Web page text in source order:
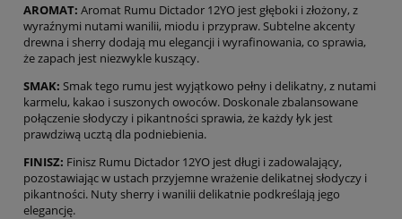
AROMAT: Aromat Rumu Dictador 12YO jest głęboki i złożony, z
wyraźnymi nutami wanilii, miodu i przypraw. Subtelne akcenty
drewna i sherry dodają mu elegancji i wyrafinowania, co sprawia,
że zapach jest niezwykle kuszący.
SMAK: Smak tego rumu jest wyjątkowo pełny i delikatny, z nutami
karmelu, kakao i suszonych owoców. Doskonale zbalansowane
połączenie słodyczy i pikantności sprawia, że każdy łyk jest
prawdziwą ucztą dla podniebienia.
FINISZ: Finisz Rumu Dictador 12YO jest długi i zadowalający,
pozostawiając w ustach przyjemne wrażenie delikatnej słodyczy i
pikantności. Nuty sherry i wanilii delikatnie podkreślają jego
elegancję.